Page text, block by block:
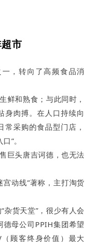
市
，转向了高频食品消
鲜和熟食；与此同时，
身肉搏。在人口持续向
采购的食品型门店，
”。
巨头唐吉诃德，也无法
宫动线”著称，主打淘货
货天堂”，很少有人会
母公司PPIH集团希望
顾客终身价值）最大